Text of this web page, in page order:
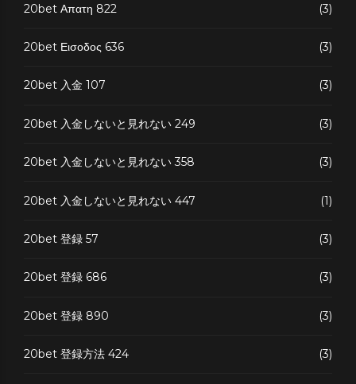
20bet Απατη 822 (3)
20bet Εισοδος 636 (3)
20bet 入金 107 (3)
20bet 入金しないと見れない 249 (3)
20bet 入金しないと見れない 358 (3)
20bet 入金しないと見れない 447 (1)
20bet 登録 57 (3)
20bet 登録 686 (3)
20bet 登録 890 (3)
20bet 登録方法 424 (3)